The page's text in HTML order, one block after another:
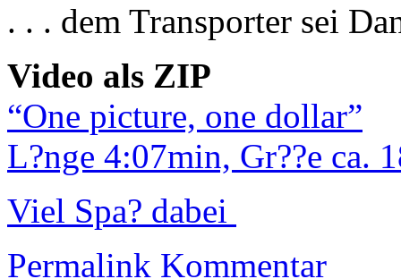
. . . dem Transporter sei
Video als ZIP
“One picture, one dollar”
L?nge 4:07min, Gr??e ca.
Viel Spa? dabei
Permalink Kommentar